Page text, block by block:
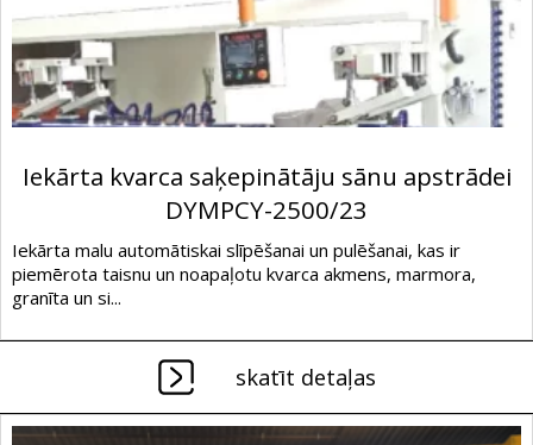
Iekārta kvarca saķepinātāju sānu apstrādei
DYMPCY-2500/23
Iekārta malu automātiskai slīpēšanai un pulēšanai, kas ir
piemērota taisnu un noapaļotu kvarca akmens, marmora,
granīta un si...
skatīt detaļas